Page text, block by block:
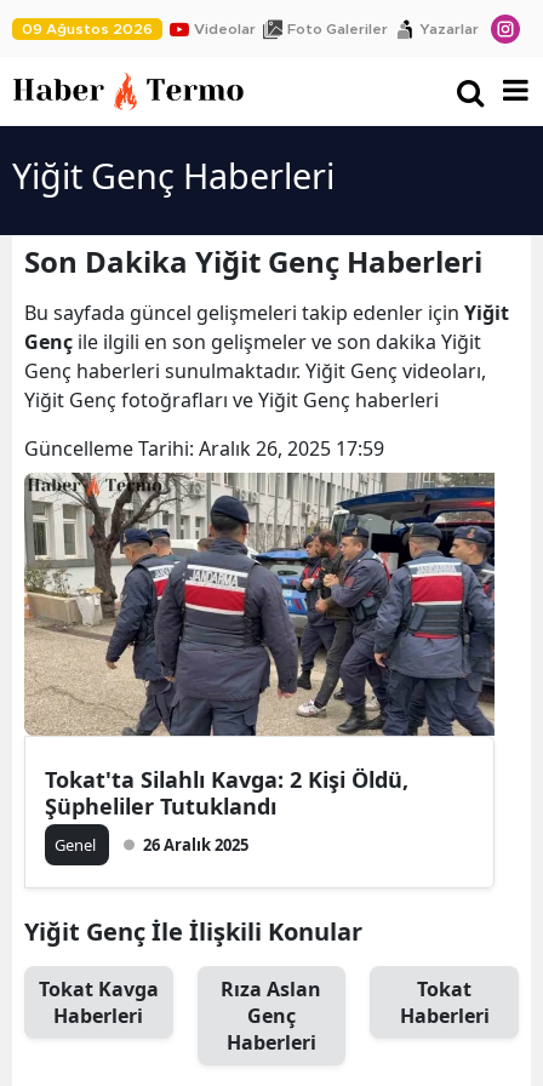
09 Ağustos 2026 Videolar Foto Galeriler Yazarlar
Yiğit Genç Haberleri
Son Dakika Yiğit Genç Haberleri
Bu sayfada güncel gelişmeleri takip edenler için Yiğit
Genç ile ilgili en son gelişmeler ve son dakika Yiğit
Genç haberleri sunulmaktadır. Yiğit Genç videoları,
Yiğit Genç fotoğrafları ve Yiğit Genç haberleri
Güncelleme Tarihi: Aralık 26, 2025 17:59
Tokat'ta Silahlı Kavga: 2 Kişi Öldü,
Şüpheliler Tutuklandı
Genel 26 Aralık 2025
Yiğit Genç İle İlişkili Konular
Tokat Kavga
Haberleri
Rıza Aslan
Genç
Haberleri
Tokat
Haberleri